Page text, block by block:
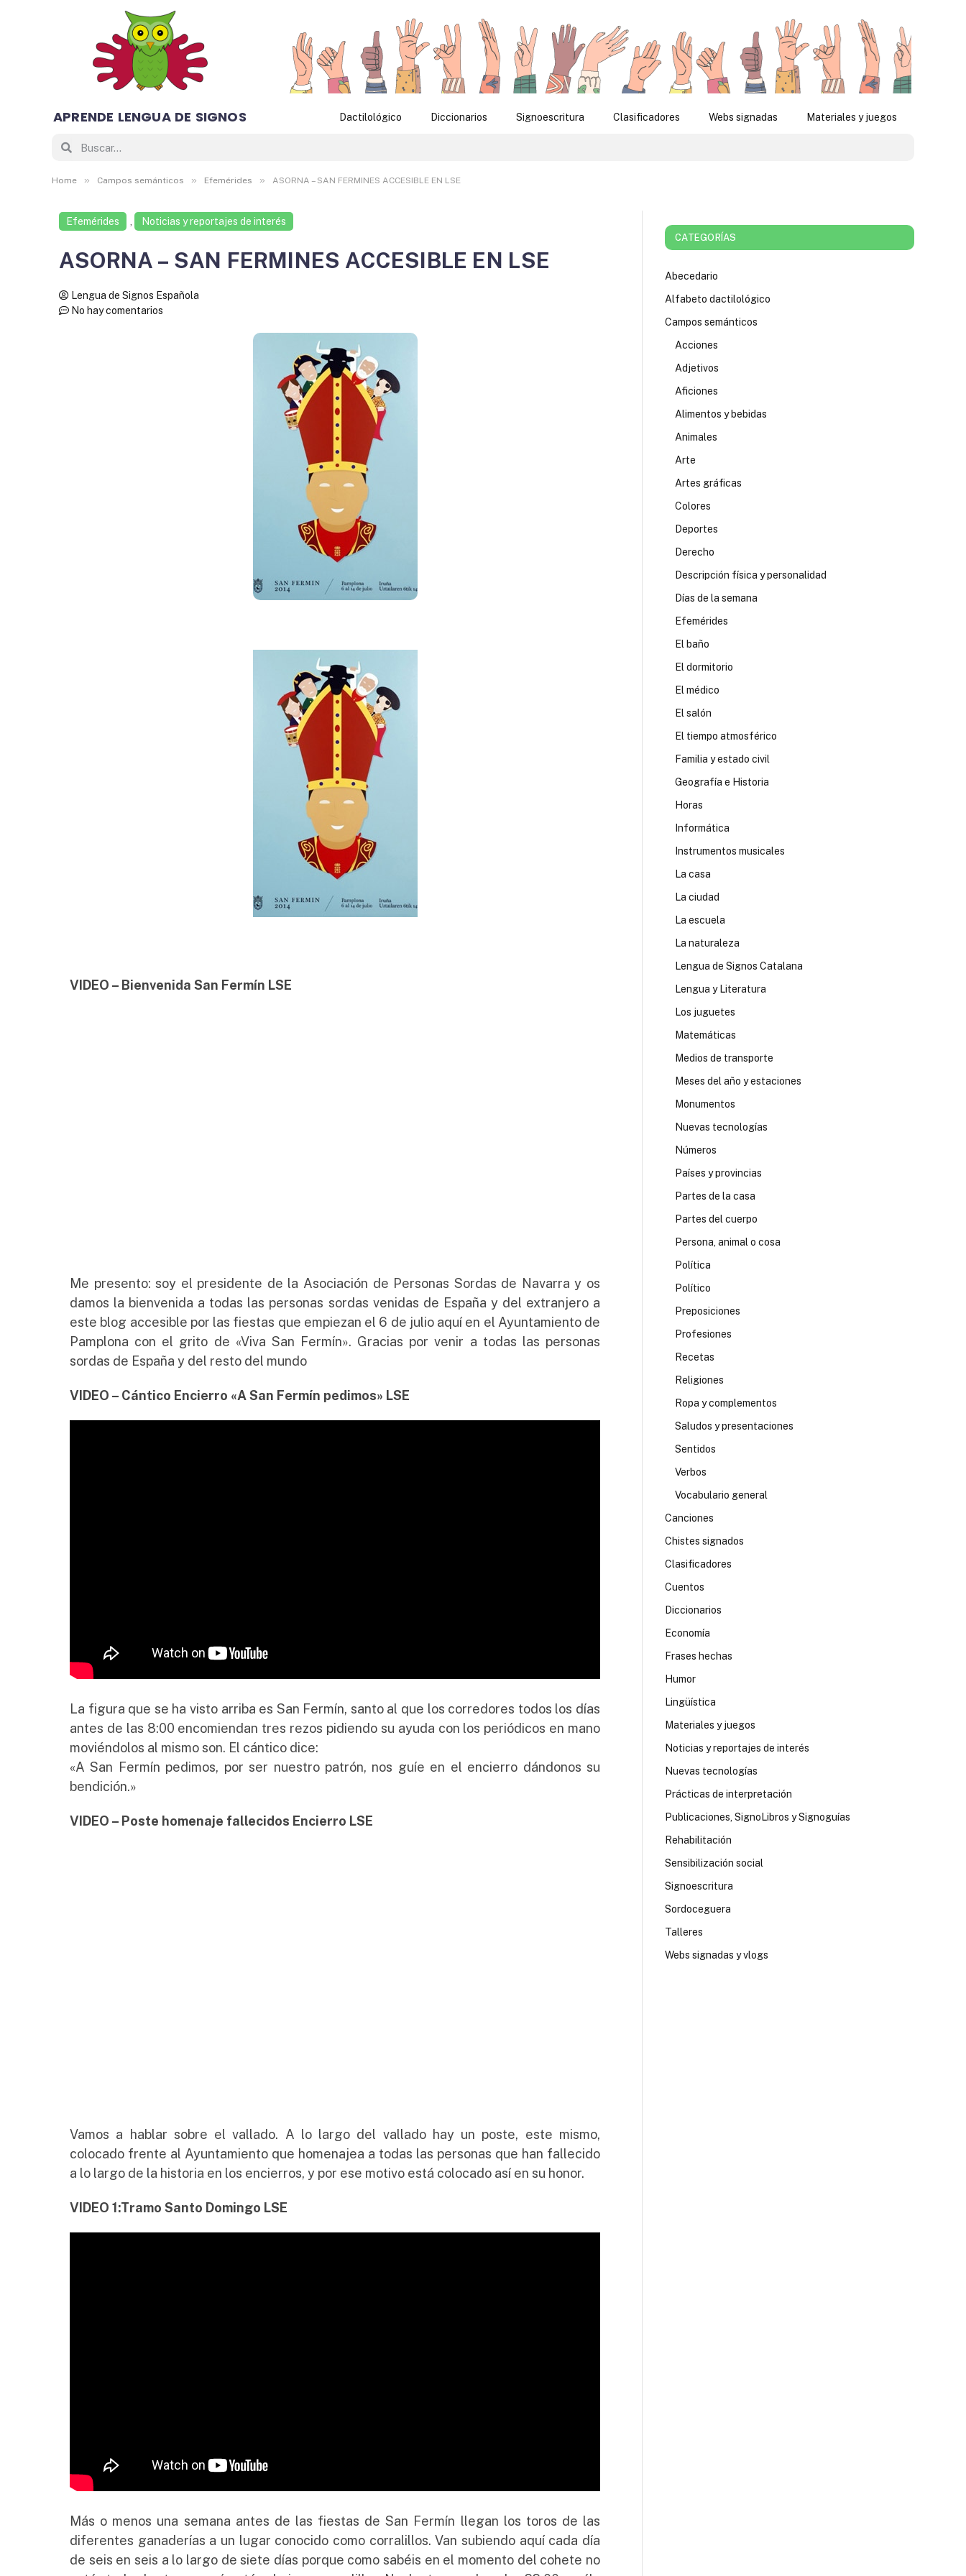
APRENDE LENGUA DE SIGNOS Dactilológico Diccionarios Signoescritura Clasificadores Webs signadas Materiales y juegos
Home » Campos semánticos » Efemérides » ASORNA – SAN FERMINES ACCESIBLE EN LSE
Efemérides Noticias y reportajes de interés
ASORNA – SAN FERMINES ACCESIBLE EN LSE
Lengua de Signos Española
No hay comentarios
VIDEO – Bienvenida San Fermín LSE
Me presento: soy el presidente de la Asociación de Personas Sordas de Navarra y os
damos la bienvenida a todas las personas sordas venidas de España y del extranjero a
este blog accesible por las fiestas que empiezan el 6 de julio aquí en el Ayuntamiento de
Pamplona con el grito de «Viva San Fermín». Gracias por venir a todas las personas
sordas de España y del resto del mundo
VIDEO – Cántico Encierro «A San Fermín pedimos» LSE
La figura que se ha visto arriba es San Fermín, santo al que los corredores todos los días
antes de las 8:00 encomiendan tres rezos pidiendo su ayuda con los periódicos en mano
moviéndolos al mismo son. El cántico dice:
«A San Fermín pedimos, por ser nuestro patrón, nos guíe en el encierro dándonos su
bendición.»
VIDEO – Poste homenaje fallecidos Encierro LSE
Vamos a hablar sobre el vallado. A lo largo del vallado hay un poste, este mismo,
colocado frente al Ayuntamiento que homenajea a todas las personas que han fallecido
a lo largo de la historia en los encierros, y por ese motivo está colocado así en su honor.
VIDEO 1:Tramo Santo Domingo LSE
Más o menos una semana antes de las fiestas de San Fermín llegan los toros de las
diferentes ganaderías a un lugar conocido como corralillos. Van subiendo aquí cada día
de seis en seis a lo largo de siete días porque como sabéis en el momento del cohete no
CATEGORÍAS
Abecedario
Alfabeto dactilológico
Campos semánticos
Acciones
Adjetivos
Aficiones
Alimentos y bebidas
Animales
Arte
Artes gráficas
Colores
Deportes
Derecho
Descripción física y personalidad
Días de la semana
Efemérides
El baño
El dormitorio
El médico
El salón
El tiempo atmosférico
Familia y estado civil
Geografía e Historia
Horas
Informática
Instrumentos musicales
La casa
La ciudad
La escuela
La naturaleza
Lengua de Signos Catalana
Lengua y Literatura
Los juguetes
Matemáticas
Medios de transporte
Meses del año y estaciones
Monumentos
Nuevas tecnologías
Números
Países y provincias
Partes de la casa
Partes del cuerpo
Persona, animal o cosa
Política
Político
Preposiciones
Profesiones
Recetas
Religiones
Ropa y complementos
Saludos y presentaciones
Sentidos
Verbos
Vocabulario general
Canciones
Chistes signados
Clasificadores
Cuentos
Diccionarios
Economía
Frases hechas
Humor
Lingüística
Materiales y juegos
Noticias y reportajes de interés
Nuevas tecnologías
Prácticas de interpretación
Publicaciones, SignoLibros y Signoguías
Rehabilitación
Sensibilización social
Signoescritura
Sordoceguera
Talleres
Webs signadas y vlogs